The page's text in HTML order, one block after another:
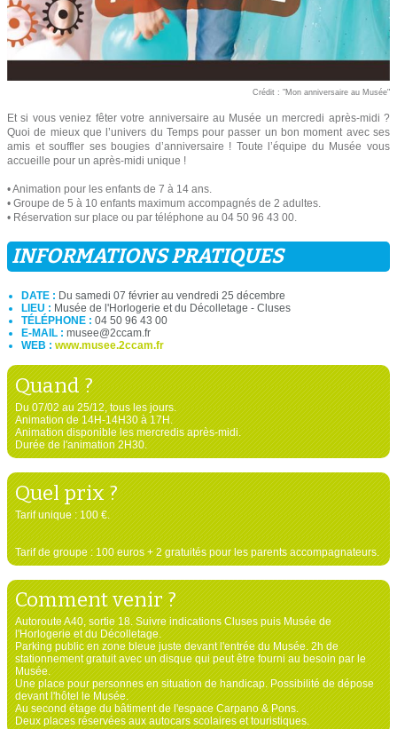
Crédit : "Mon anniversaire au Musée"
Et si vous veniez fêter votre anniversaire au Musée un mercredi après-midi ?
Quoi de mieux que l’univers du Temps pour passer un bon moment avec ses
amis et souffler ses bougies d’anniversaire ! Toute l’équipe du Musée vous
accueille pour un après-midi unique !
• Animation pour les enfants de 7 à 14 ans.
• Groupe de 5 à 10 enfants maximum accompagnés de 2 adultes.
• Réservation sur place ou par téléphone au 04 50 96 43 00.
INFORMATIONS PRATIQUES
DATE : Du samedi 07 février au vendredi 25 décembre
LIEU : Musée de l'Horlogerie et du Décolletage - Cluses
TÉLÉPHONE : 04 50 96 43 00
E-MAIL : musee@2ccam.fr
WEB : www.musee.2ccam.fr
Quand ?
Du 07/02 au 25/12, tous les jours.
Animation de 14H-14H30 à 17H.
Animation disponible les mercredis après-midi.
Durée de l'animation 2H30.
Quel prix ?
Tarif unique : 100 €.
Tarif de groupe : 100 euros + 2 gratuités pour les parents accompagnateurs.
Comment venir ?
Autoroute A40, sortie 18. Suivre indications Cluses puis Musée de
l'Horlogerie et du Décolletage.
Parking public en zone bleue juste devant l'entrée du Musée. 2h de
stationnement gratuit avec un disque qui peut être fourni au besoin par le
Musée.
Une place pour personnes en situation de handicap. Possibilité de dépose
devant l'hôtel le Musée.
Au second étage du bâtiment de l'espace Carpano & Pons.
Deux places réservées aux autocars scolaires et touristiques.